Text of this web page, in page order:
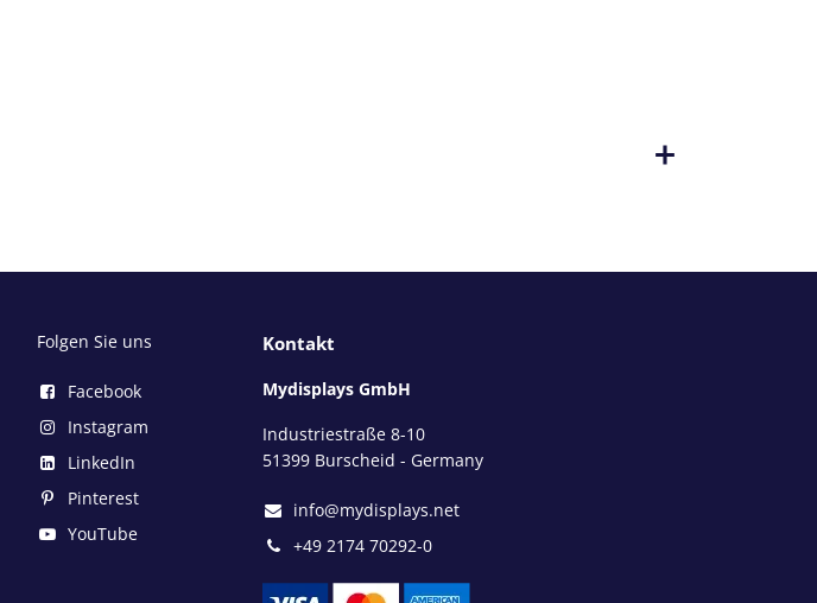
Folgen Sie uns
Facebook
Instagram
LinkedIn
Pinterest
YouTube
Kontakt
Mydisplays GmbH
Industriestraße 8-10
51399 Burscheid - Germany
info@mydisplays.net
+49 2174 70292-0